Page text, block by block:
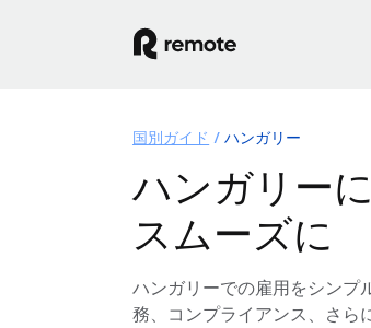
国別ガイド ハンガリー
ハンガリー
スムーズに
ハンガリーでの雇用をシンプ
務、コンプライアンス、さら